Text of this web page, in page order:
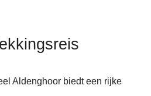
Aldenghoor biedt een rijke